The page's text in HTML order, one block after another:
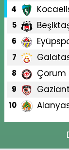
4
5
6
7
8 Çorum
9
10